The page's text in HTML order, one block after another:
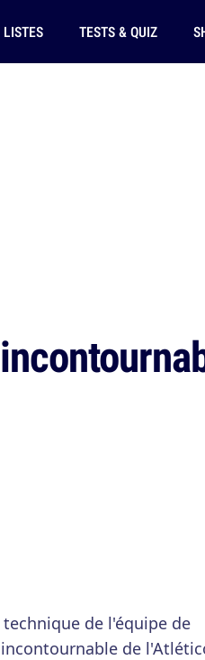
LISTES TESTS & QUIZ
de l'équipe de
de